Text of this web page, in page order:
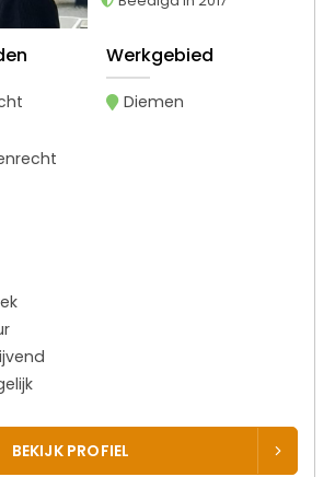
Werkgebied
Diemen
BEKIJK PROFIEL